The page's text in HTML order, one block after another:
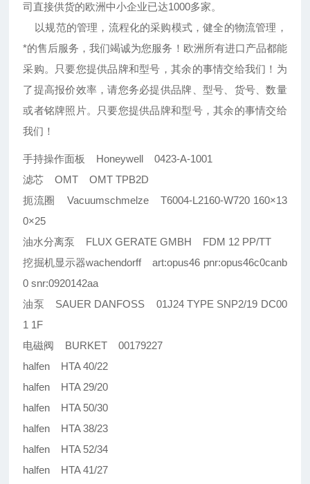
司直接供货的欧洲中小企业已达1000多家。
以规范的管理，流程化的采购模式，健全的物流管理，
*的售后服务，我们竭诚为您服务！欧洲所有进口产品都能
采购。只要您提供品牌和型号，其余的事情交给我们！为
了提高报价效率，请您务必提供品牌、型号、货号、数量
或者铭牌照片。只要您提供品牌和型号，其余的事情交给
我们！
手持操作面板 Honeywell 0423-A-1001
滤芯 OMT OMT TPB2D
扼流圈 Vacuumschmelze T6004-L2160-W720 160×13
0×25
油水分离泵 FLUX GERATE GMBH FDM 12 PP/TT
挖掘机显示器wachendorff art:opus46 pnr:opus46c0canb
0 snr:0920142aa
油泵 SAUER DANFOSS 01J24 TYPE SNP2/19 DC00
1 1F
电磁阀 BURKET 00179227
halfen HTA 40/22
halfen HTA 29/20
halfen HTA 50/30
halfen HTA 38/23
halfen HTA 52/34
halfen HTA 41/27